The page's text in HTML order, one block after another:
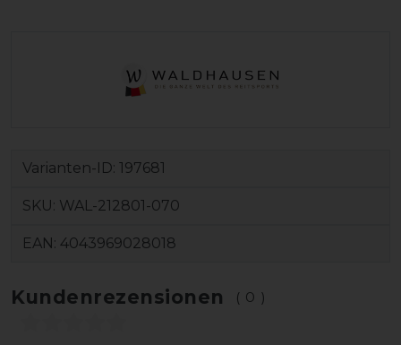
Varianten-ID: 197681
SKU: WAL-212801-070
EAN: 4043969028018
Kundenrezensionen (0)